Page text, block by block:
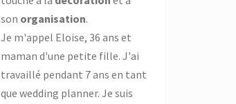
son organisation.
Je m'appel Eloise, 36 ans et
maman d'une petite fille. J'ai
travaillé pendant 7 ans en tant
que wedding planner. Je suis